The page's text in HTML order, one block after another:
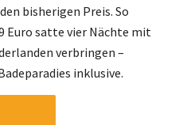
bisherigen Preis. So
Euro satte vier Nächte mit
verbringen –
inklusive.